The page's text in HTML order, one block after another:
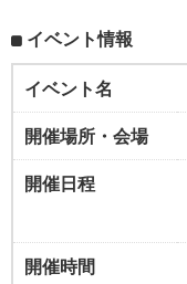
イベント情報
イベント名
開催場所・会場
開催日程
開催時間